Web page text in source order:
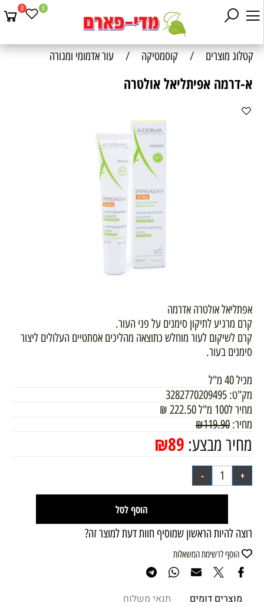
0 0
קטלוג מוצרים / קוסמטיקה / עור אדמומי ומגורה
א-דרמה אפיתליאל אולטרה
אפתליאל אולטרה אדרמה
קרם מרגיע לתיקון סימנים על פני העור.
קרם לשיקום לעור מוחלש כתוצאה מהליכים אסתטיים העלולים ליצור
סימנים בעור.
מכיל 40 מ"ל
מק"ט: 3282770209495
מחיר ל100 מ"ל
222.50
₪
מחיר:
₪119.90
מחיר מבצע: ₪89
הוסף לסל
רוצה להיות הראשון שמוסיף חוות דעת למוצר זה?
הוסף לרשימת המשאלות
מוצרים דומים תנאי משלוח